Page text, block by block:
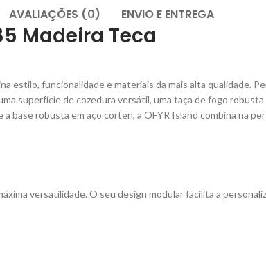
AVALIAÇÕES (0) ENVIO E ENTREGA
Madeira Teca
estilo, funcionalidade e materiais da mais alta qualidade.
superfície de cozedura versátil, uma taça de fogo
base robusta em aço corten, a OFYR Island combina na
versatilidade. O seu design modular facilita a